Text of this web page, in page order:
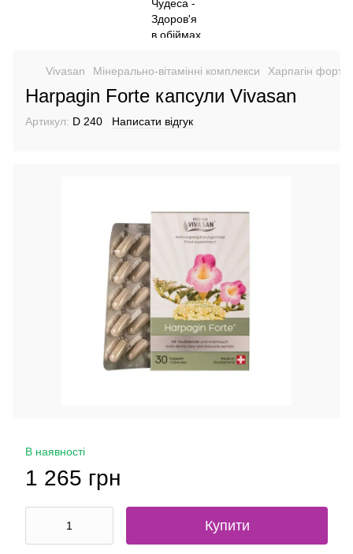
Vivasan Мінерально-вітамінні комплекси Харпагін
Harpagin Forte капсули Vivasan
Артикул: D 240 Написати відгук
В наявності
1 265 грн
Купити